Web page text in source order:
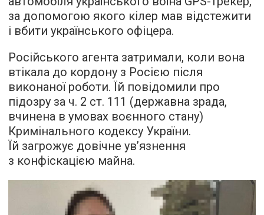
за допомогою якого кілер мав відстежити
і вбити українського офіцера.
Російського агента затримали, коли вона
втікала до кордону з Росією після
виконаної роботи. Їй повідомили про
підозру за ч. 2 ст. 111 (державна зрада,
вчинена в умовах воєнного стану)
Кримінального кодексу України.
Їй загрожує довічне ув’язнення
з конфіскацією майна.